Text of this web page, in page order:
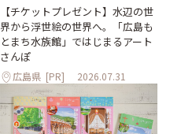
【チケットプレゼント】水辺の世
界から浮世絵の世界へ。「広島も
とまち水族館」ではじまるアート
さんぽ
広島県 [PR] 2026.07.31